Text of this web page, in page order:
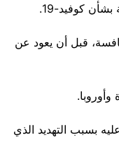
كوفيد-19.
قبل أن يعود عن
بسبب التهديد الذي